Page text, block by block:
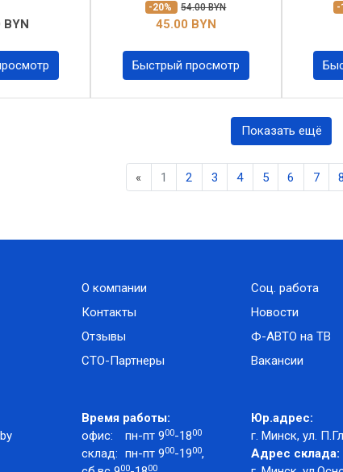
BYN
-20% 54.00 BYN
45.00 BYN
Быстрый просмотр
-
Показать ещё
« Previous
1 2 3 4 5 6 7 8
О компании
Контакты
Отзывы
СТО-Партнеры
Соц. работа
Новости
Ф-АВТО на ТВ
Вакансии
Время работы:
офис:
пн-пт 900-1800
склад: пн-пт 900-1900,
00 00
Юр.адрес:
г. Минск, ул.
Адрес склада: